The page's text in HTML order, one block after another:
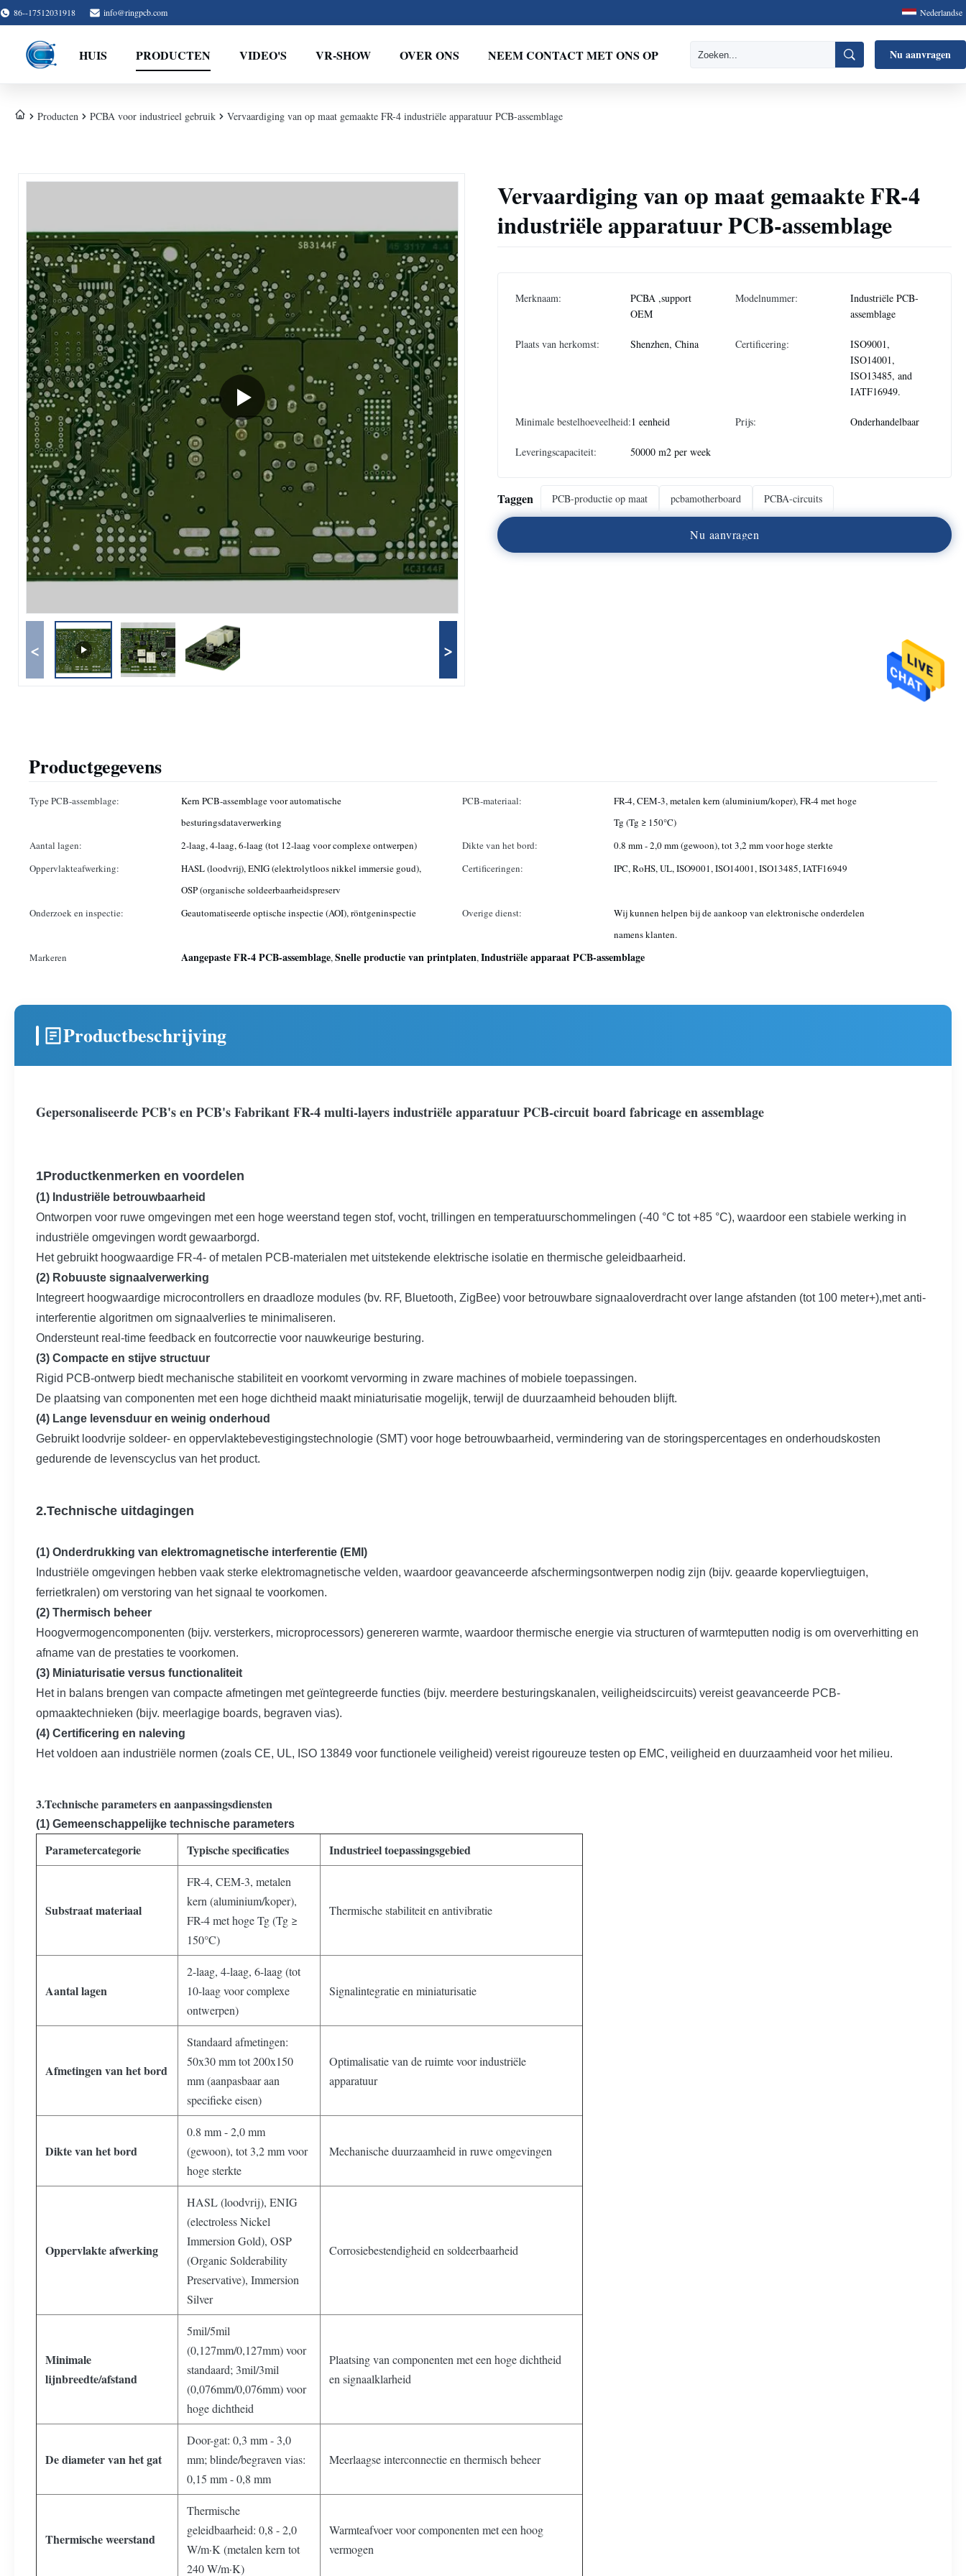
86--17512031918 info@ringpcb.com Nederlandse
HUIS PRODUCTEN VIDEO'S VR-SHOW OVER ONS NEEM CONTACT MET ONS OP Nu aanvragen
Producten PCBA voor industrieel gebruik Vervaardiging van op maat gemaakte FR-4 industriële apparatuur PCB-assemblage
< >
Vervaardiging van op maat gemaakte FR-4
industriële apparatuur PCB-assemblage
Merknaam:
PCBA ,support
OEM
Modelnummer:
Industriële PCB-
assemblage
Plaats van herkomst: Shenzhen, China Certificering:
ISO9001,
ISO14001,
ISO13485, and
IATF16949.
Minimale bestelhoeveelheid:1 eenheid Prijs: Onderhandelbaar
Leveringscapaciteit: 50000 m2 per week
Taggen PCB-productie op maat pcbamotherboard PCBA-circuits
Nu aanvragen
Productgegevens
Type PCB-assemblage:
Kern PCB-assemblage voor automatische
besturingsdataverwerking
PCB-materiaal:
FR-4, CEM-3, metalen kern (aluminium/koper), FR-4 met hoge
Tg (Tg ≥ 150°C)
Aantal lagen:
2-laag, 4-laag, 6-laag (tot 12-laag voor complexe ontwerpen) Dikte van het bord:
0.8 mm - 2,0 mm (gewoon), tot 3,2 mm voor hoge sterkte
Oppervlakteafwerking:
HASL (loodvrij), ENIG (elektrolytloos nikkel immersie goud),
OSP (organische soldeerbaarheidspreserv
Certificeringen: IPC, RoHS, UL, ISO9001, ISO14001, ISO13485, IATF16949
Onderzoek en inspectie: Geautomatiseerde optische inspectie (AOI), röntgeninspectie Overige dienst:
Wij kunnen helpen bij de aankoop van elektronische onderdelen
namens klanten.
Markeren
Aangepaste FR-4 PCB-assemblage,Snelle productie van printplaten,Industriële apparaat PCB-assemblage
Productbeschrijving
Gepersonaliseerde PCB's en PCB's Fabrikant FR-4 multi-layers industriële apparatuur PCB-circuit board fabricage en assemblage
1Productkenmerken en voordelen
(1) Industriële betrouwbaarheid
Ontworpen voor ruwe omgevingen met een hoge weerstand tegen stof, vocht, trillingen en temperatuurschommelingen (-40 °C tot +85 °C), waardoor een stabiele werking in
industriële omgevingen wordt gewaarborgd.
Het gebruikt hoogwaardige FR-4- of metalen PCB-materialen met uitstekende elektrische isolatie en thermische geleidbaarheid.
(2) Robuuste signaalverwerking
Integreert hoogwaardige microcontrollers en draadloze modules (bv. RF, Bluetooth, ZigBee) voor betrouwbare signaaloverdracht over lange afstanden (tot 100 meter+),met anti-
interferentie algoritmen om signaalverlies te minimaliseren.
Ondersteunt real-time feedback en foutcorrectie voor nauwkeurige besturing.
(3) Compacte en stijve structuur
Rigid PCB-ontwerp biedt mechanische stabiliteit en voorkomt vervorming in zware machines of mobiele toepassingen.
De plaatsing van componenten met een hoge dichtheid maakt miniaturisatie mogelijk, terwijl de duurzaamheid behouden blijft.
(4) Lange levensduur en weinig onderhoud
Gebruikt loodvrije soldeer- en oppervlaktebevestigingstechnologie (SMT) voor hoge betrouwbaarheid, vermindering van de storingspercentages en onderhoudskosten
gedurende de levenscyclus van het product.
2.Technische uitdagingen
(1) Onderdrukking van elektromagnetische interferentie (EMI)
Industriële omgevingen hebben vaak sterke elektromagnetische velden, waardoor geavanceerde afschermingsontwerpen nodig zijn (bijv. geaarde kopervliegtuigen,
ferrietkralen) om verstoring van het signaal te voorkomen.
(2) Thermisch beheer
Hoogvermogencomponenten (bijv. versterkers, microprocessors) genereren warmte, waardoor thermische energie via structuren of warmteputten nodig is om oververhitting en
afname van de prestaties te voorkomen.
(3) Miniaturisatie versus functionaliteit
Het in balans brengen van compacte afmetingen met geïntegreerde functies (bijv. meerdere besturingskanalen, veiligheidscircuits) vereist geavanceerde PCB-
opmaaktechnieken (bijv. meerlagige boards, begraven vias).
(4) Certificering en naleving
Het voldoen aan industriële normen (zoals CE, UL, ISO 13849 voor functionele veiligheid) vereist rigoureuze testen op EMC, veiligheid en duurzaamheid voor het milieu.
3.Technische parameters en aanpassingsdiensten
(1) Gemeenschappelijke technische parameters
Parametercategorie Typische specificaties Industrieel toepassingsgebied
Substraat materiaal
FR-4, CEM-3, metalen
kern (aluminium/koper),
FR-4 met hoge Tg (Tg ≥
150°C)
Thermische stabiliteit en antivibratie
Aantal lagen
2-laag, 4-laag, 6-laag (tot
10-laag voor complexe
ontwerpen)
Signalintegratie en miniaturisatie
Afmetingen van het bord
Standaard afmetingen:
50x30 mm tot 200x150
mm (aanpasbaar aan
specifieke eisen)
Optimalisatie van de ruimte voor industriële
apparatuur
Dikte van het bord
0.8 mm - 2,0 mm
(gewoon), tot 3,2 mm voor
hoge sterkte
Mechanische duurzaamheid in ruwe omgevingen
Oppervlakte afwerking
HASL (loodvrij), ENIG
(electroless Nickel
Immersion Gold), OSP
(Organic Solderability
Preservative), Immersion
Silver
Corrosiebestendigheid en soldeerbaarheid
Minimale
lijnbreedte/afstand
5mil/5mil
(0,127mm/0,127mm) voor
standaard; 3mil/3mil
(0,076mm/0,076mm) voor
hoge dichtheid
Plaatsing van componenten met een hoge dichtheid
en signaalklarheid
De diameter van het gat
Door-gat: 0,3 mm - 3,0
mm; blinde/begraven vias:
0,15 mm - 0,8 mm
Meerlaagse interconnectie en thermisch beheer
Thermische weerstand
Thermische
geleidbaarheid: 0,8 - 2,0
W/m·K (metalen kern tot
240 W/m·K)
Warmteafvoer voor componenten met een hoog
vermogen